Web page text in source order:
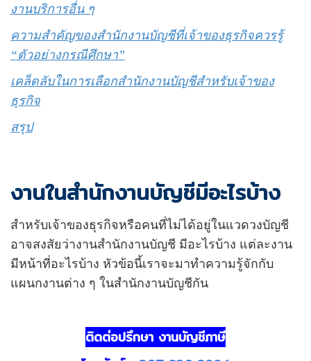
งานบริการอื่น ๆ
ความสำคัญของสำนักงานบัญชีที่เจ้าของธุรกิจควรรู้
“ตัวอย่างกรณีศึกษา”
เคล็ดลับในการเลือกสำนักงานบัญชีสำหรับเจ้าของ
ธุรกิจ
สรุป
งานในสำนักงานบัญชีมีอะไรบ้าง
สำหรับเจ้าของธุรกิจหรือคนที่ไม่ได้อยู่ในแวดวงบัญชี
อาจสงสัยว่างานสำนักงานบัญชี มีอะไรบ้าง แต่ละงาน
มีหน้าที่อะไรบ้าง หัวข้อนี้เราจะมาทำความรู้จักกับ
แผนกงานต่าง ๆ ในสำนักงานบัญชีกัน
ติดต่อปรึกษา งานบัญชีภาษี